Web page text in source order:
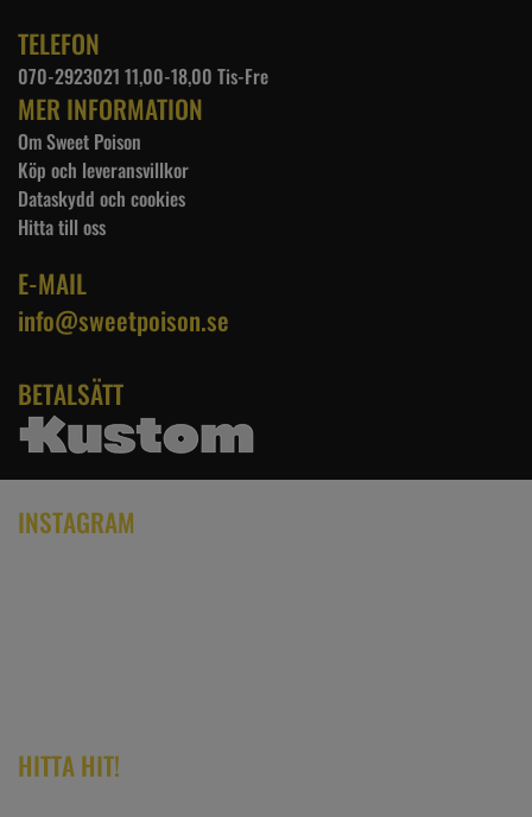
TELEFON
070-2923021 11,00-18,00 Tis-Fre
MER INFORMATION
Om Sweet Poison
Köp och leveransvillkor
Dataskydd och cookies
Hitta till oss
E-MAIL
info@sweetpoison.se
BETALSÄTT
INSTAGRAM
HITTA HIT!